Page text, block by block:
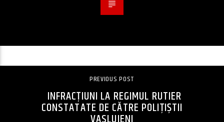
PREVIOUS POST
INFRACȚIUNI LA REGIMUL RUTIER
CONSTATATE DE CĂTRE POLIȚIȘTII